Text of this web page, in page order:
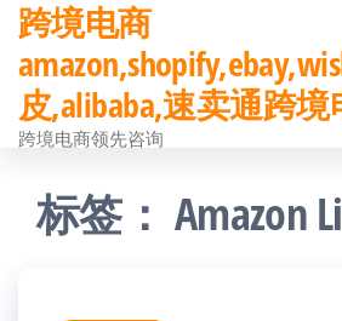
前
往
内
跨境电商
皮,alibaba,速卖通跨
跨境电商领先咨询
标签：Amazon